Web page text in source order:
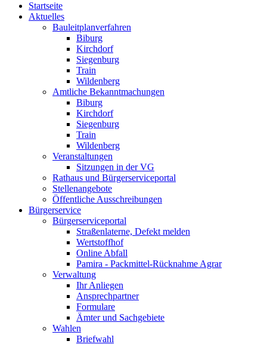
Startseite
Aktuelles
Bauleitplanverfahren
Biburg
Kirchdorf
Siegenburg
Train
Wildenberg
Amtliche Bekanntmachungen
Biburg
Kirchdorf
Siegenburg
Train
Wildenberg
Veranstaltungen
Sitzungen in der VG
Rathaus und Bürgerserviceportal
Stellenangebote
Öffentliche Ausschreibungen
Bürgerservice
Bürgerserviceportal
Straßenlaterne, Defekt melden
Wertstoffhof
Online Abfall
Pamira - Packmittel-Rücknahme Agrar
Verwaltung
Ihr Anliegen
Ansprechpartner
Formulare
Ämter und Sachgebiete
Wahlen
Briefwahl